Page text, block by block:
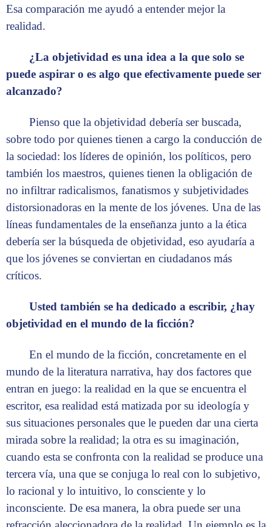
Esa comparación me ayudó a entender mejor la
realidad.
¿La objetividad es una idea a la que solo se
puede aspirar o es algo que efectivamente puede ser
alcanzado?
Pienso que la objetividad debería ser buscada,
sobre todo por quienes tienen a cargo la conducción de
la sociedad: los líderes de opinión, los políticos, pero
también los maestros, quienes tienen la obligación de
no infiltrar radicalismos, fanatismos y subjetividades
distorsionadoras en la mente de los jóvenes. Una de las
líneas fundamentales de la enseñanza junto a la ética
debería ser la búsqueda de objetividad, eso ayudaría a
que los jóvenes se conviertan en ciudadanos más
críticos.
Usted también se ha ­dedicado a escribir, ¿hay
objetividad en el mundo de la ficción?
En el mundo de la ficción, concretamente en el
mundo de la literatura narrativa, hay dos factores que
entran en juego: la realidad en la que se encuentra el
escritor, esa realidad está matizada por su ideología y
sus situaciones personales que le pueden dar una cierta
mirada sobre la realidad; la otra es su imaginación,
cuando esta se confronta con la realidad se produce una
tercera vía, una que se conjuga lo real con lo subjetivo,
lo racional y lo intuitivo, lo consciente y lo
inconsciente. De esa manera, la obra puede ser una